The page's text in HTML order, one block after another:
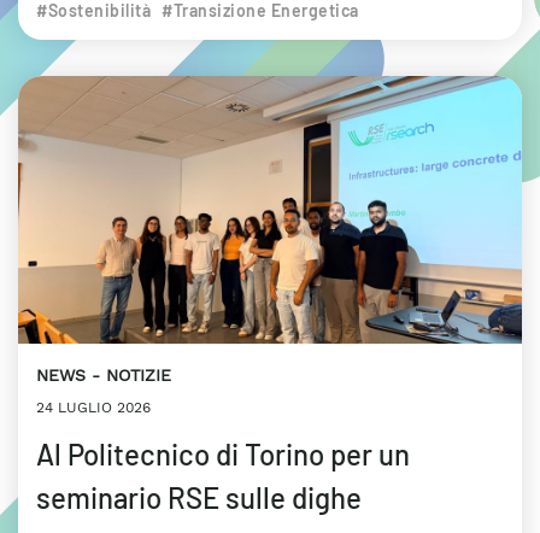
#Sostenibilità #Transizione Energetica
NEWS NOTIZIE
24 LUGLIO 2026
Al Politecnico di Torino per un
seminario RSE sulle dighe